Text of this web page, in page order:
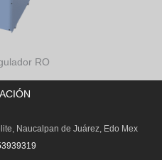
RO
Naucalpan de Juárez, Edo Mex